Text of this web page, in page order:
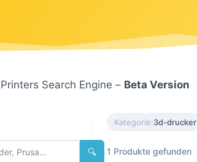
Search Engine – Beta Version
🔍
Kategorie:3d-drucker
1 Produkte gefunden